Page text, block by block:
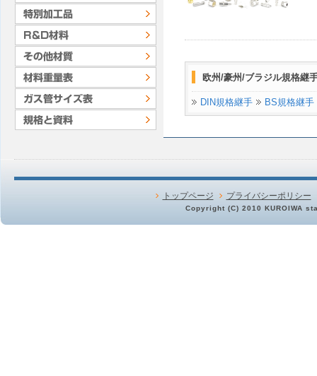
欧州/豪州/ブラジル規格継
DIN規格継手 BS規格継手
トップページ プライバシーポリシー
Copyright (C) 2010 KUROIWA